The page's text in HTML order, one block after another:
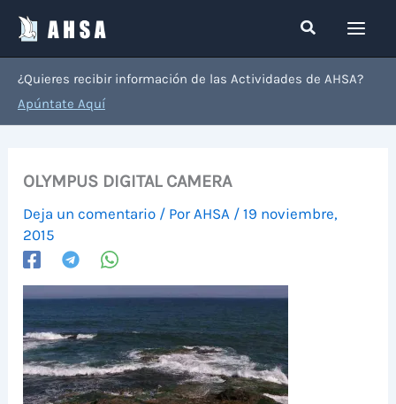
contenido
Buscar
¿Quieres recibir información de las Actividades de AHSA?
Apúntate Aquí
OLYMPUS DIGITAL CAMERA
Deja un comentario / Por AHSA /19 noviembre,
2015